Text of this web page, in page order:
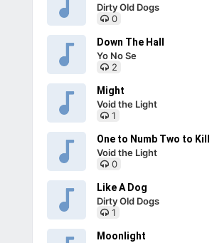
Dirty Old Dogs
0
Down The Hall
Yo No Se
2
Might
Void the Light
1
One to Numb Two to Kill
Void the Light
0
Like A Dog
Dirty Old Dogs
1
Moonlight